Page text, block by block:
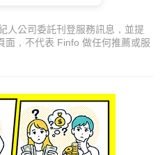
人公司委託刊登服務訊息，並提
面，不代表 Finfo 做任何推薦或服